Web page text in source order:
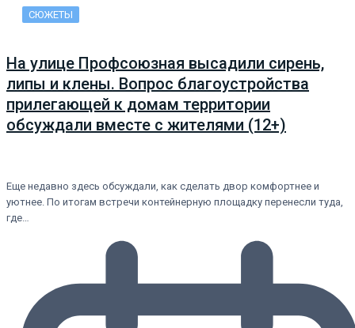
СЮЖЕТЫ
На улице Профсоюзная высадили сирень,
липы и клены. Вопрос благоустройства
прилегающей к домам территории
обсуждали вместе с жителями (12+)
Еще недавно здесь обсуждали, как сделать двор комфортнее и
уютнее. По итогам встречи контейнерную площадку перенесли туда,
где…